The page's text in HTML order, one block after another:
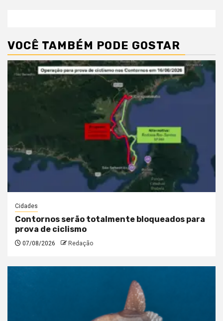
VOCÊ TAMBÉM PODE GOSTAR
Cidades
Contornos serão totalmente bloqueados para
prova de ciclismo
07/08/2026 Redação